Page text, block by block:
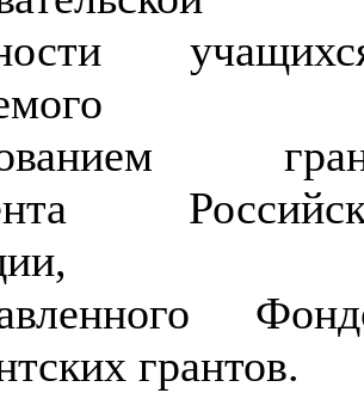
грантов.